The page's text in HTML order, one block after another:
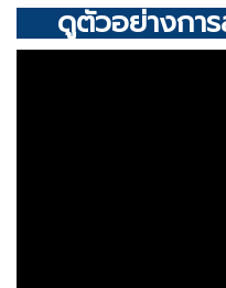
ดูตัวอย่างกา